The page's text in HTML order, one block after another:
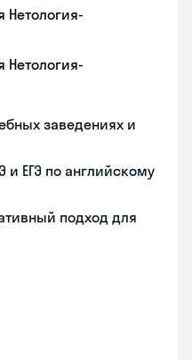
Нетология-
Нетология-
заведениях и
и ЕГЭ по английскому
подход для